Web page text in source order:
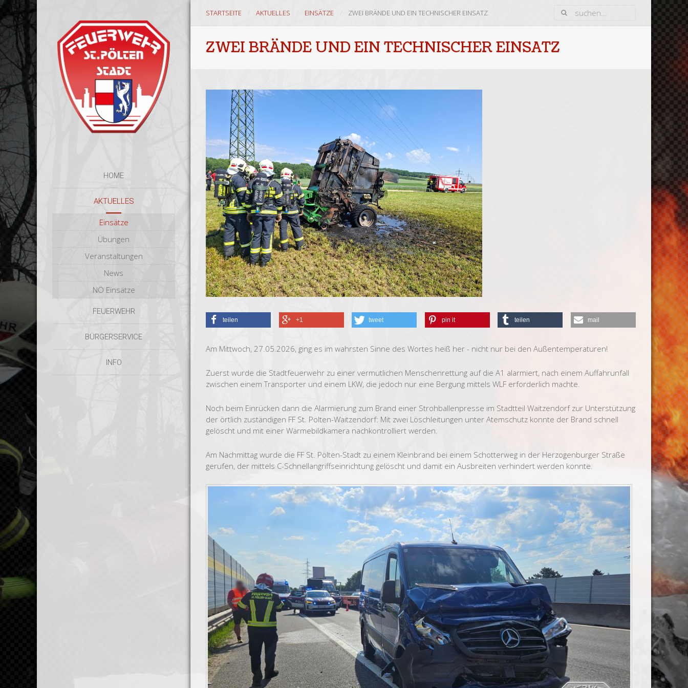
HOME
AKTUELLES
Einsätze
Übungen
Veranstaltungen
News
NÖ Einsätze
FEUERWEHR
BÜRGERSERVICE
INFO
STARTSEITE AKTUELLES EINSÄTZE ZWEI BRÄNDE UND EIN TECHNISCHER EINSATZ
ZWEI BRÄNDE UND EIN TECHNISCHER EINSATZ
teilen +1 tweet pin it teilen mail
Am Mittwoch, 27.05.2026, ging es im wahrsten Sinne des Wortes heiß her - nicht nur bei den Außentemperaturen!
Zuerst wurde die Stadtfeuerwehr zu einer vermutlichen Menschenrettung auf die A1 alarmiert, nach einem Auffahrunfall
zwischen einem Transporter und einem LKW, die jedoch nur eine Bergung mittels WLF erforderlich machte.
Noch beim Einrücken dann die Alarmierung zum Brand einer Strohballenpresse im Stadtteil Waitzendorf zur Unterstützung
der örtlich zuständigen FF St. Pölten-Waitzendorf: Mit zwei Löschleitungen unter Atemschutz konnte der Brand schnell
gelöscht und mit einer Wärmebildkamera nachkontrolliert werden.
Am Nachmittag wurde die FF St. Pölten-Stadt zu einem Kleinbrand bei einem Schotterweg in der Herzogenburger Straße
gerufen, der mittels C-Schnellangriffseinrichtung gelöscht und damit ein Ausbreiten verhindert werden konnte.